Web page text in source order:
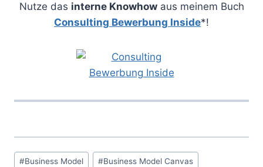
Nutze das interne Knowhowaus meinem Buch
Consulting Bewerbung Inside*!
Schlagworte:
#Business Model #Business Model Canvas